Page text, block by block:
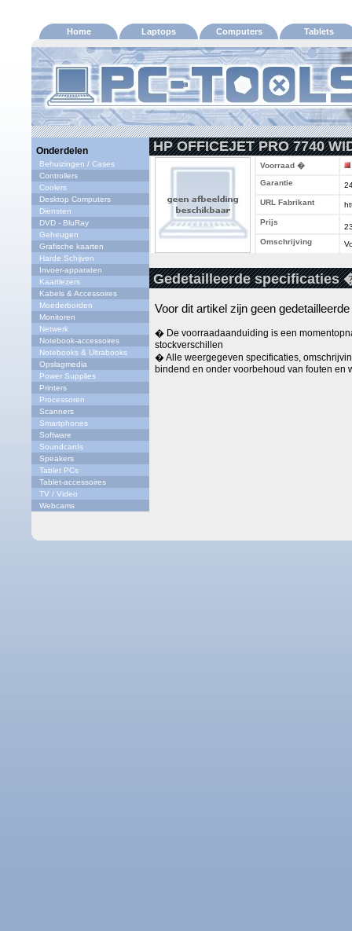
Home Laptops Computers Tablets
Onderdelen
Behuizingen / Cases
Controllers
Coolers
Desktop Computers
Diensten
DVD - BluRay
Geheugen
Grafische kaarten
Harde Schijven
Invoer-apparaten
Kaartlezers
Kabels & Accessoires
Moederborden
Monitoren
Netwerk
Notebook-accessoires
Notebooks & Ultrabooks
Opslagmedia
Power Supplies
Printers
Processoren
Scanners
Smartphones
Software
Soundcards
Speakers
Tablet PCs
Tablet-accessoires
TV / Video
Webcams
HP OFFICEJET PRO 7740
Voorraad �
Garantie
URL Fabrikant
Prijs
Omschrijving
Gedetailleerde specificaties
Voor dit artikel zijn geen
� De voorraadaanduiding is een
stockverschillen
� Alle weergegeven specificaties,
bindend en onder voorbehoud van fouten en